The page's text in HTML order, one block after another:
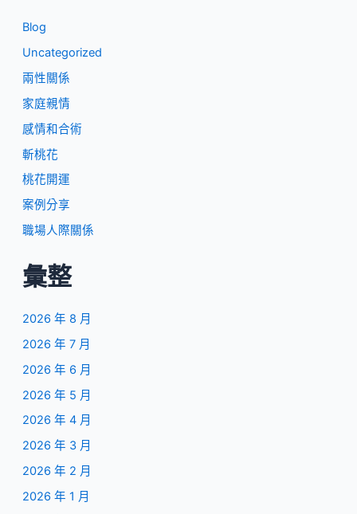
Blog
Uncategorized
兩性關係
家庭親情
感情和合術
斬桃花
桃花開運
案例分享
職場人際關係
彙整
2026 年 8 月
2026 年 7 月
2026 年 6 月
2026 年 5 月
2026 年 4 月
2026 年 3 月
2026 年 2 月
2026 年 1 月